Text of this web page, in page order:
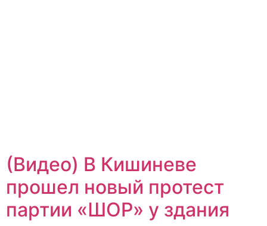
(Видео) В Кишиневе
прошел новый протест
партии «ШОР» у здания